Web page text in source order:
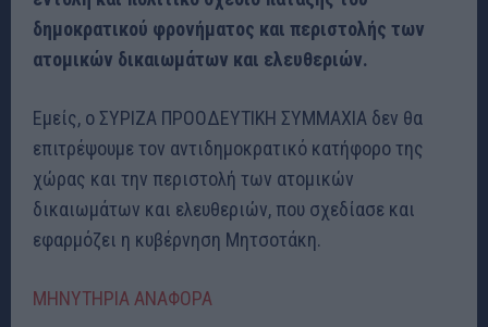
δημοκρατικού φρονήματος και περιστολής των
ατομικών δικαιωμάτων και ελευθεριών.
Εμείς, ο ΣΥΡΙΖΑ ΠΡΟΟΔΕΥΤΙΚΗ ΣΥΜΜΑΧΙΑ δεν θα
επιτρέψουμε τον αντιδημοκρατικό κατήφορο της
χώρας και την περιστολή των ατομικών
δικαιωμάτων και ελευθεριών, που σχεδίασε και
εφαρμόζει η κυβέρνηση Μητσοτάκη.
ΜΗΝΥΤΗΡΙΑ ΑΝΑΦΟΡΑ